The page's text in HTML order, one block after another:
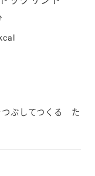
つぶしてつくる た